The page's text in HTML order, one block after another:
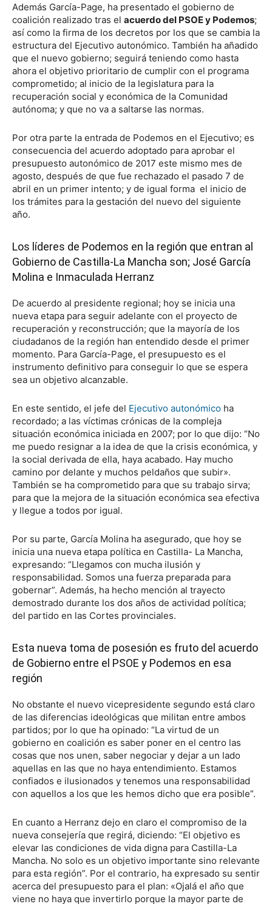
Además García-Page, ha presentado el gobierno de
coalición realizado tras el acuerdo del PSOE y Podemos;
así como la firma de los decretos por los que se cambia la
estructura del Ejecutivo autonómico. También ha añadido
que el nuevo gobierno; seguirá teniendo como hasta
ahora el objetivo prioritario de cumplir con el programa
comprometido; al inicio de la legislatura para la
recuperación social y económica de la Comunidad
autónoma; y que no va a saltarse las normas.
Por otra parte la entrada de Podemos en el Ejecutivo; es
consecuencia del acuerdo adoptado para aprobar el
presupuesto autonómico de 2017 este mismo mes de
agosto, después de que fue rechazado el pasado 7 de
abril en un primer intento; y de igual forma el inicio de
los trámites para la gestación del nuevo del siguiente
año.
Los líderes de Podemos en la región que entran al
Gobierno de Castilla-La Mancha son; José García
Molina e Inmaculada Herranz
De acuerdo al presidente regional; hoy se inicia una
nueva etapa para seguir adelante con el proyecto de
recuperación y reconstrucción; que la mayoría de los
ciudadanos de la región han entendido desde el primer
momento. Para García-Page, el presupuesto es el
instrumento definitivo para conseguir lo que se espera
sea un objetivo alcanzable.
En este sentido, el jefe del Ejecutivo autonómico ha
recordado; a las víctimas crónicas de la compleja
situación económica iniciada en 2007; por lo que dijo: “No
me puedo resignar a la idea de que la crisis económica, y
la social derivada de ella, haya acabado. Hay mucho
camino por delante y muchos peldaños que subir».
También se ha comprometido para que su trabajo sirva;
para que la mejora de la situación económica sea efectiva
y llegue a todos por igual.
Por su parte, García Molina ha asegurado, que hoy se
inicia una nueva etapa política en Castilla- La Mancha,
expresando: “Llegamos con mucha ilusión y
responsabilidad. Somos una fuerza preparada para
gobernar”. Además, ha hecho mención al trayecto
demostrado durante los dos años de actividad política;
del partido en las Cortes provinciales.
Esta nueva toma de posesión es fruto del acuerdo
de Gobierno entre el PSOE y Podemos en esa
región
No obstante el nuevo vicepresidente segundo está claro
de las diferencias ideológicas que militan entre ambos
partidos; por lo que ha opinado: “La virtud de un
gobierno en coalición es saber poner en el centro las
cosas que nos unen, saber negociar y dejar a un lado
aquellas en las que no haya entendimiento. Estamos
confiados e ilusionados y tenemos una responsabilidad
con aquellos a los que les hemos dicho que era posible”.
En cuanto a Herranz dejo en claro el compromiso de la
nueva consejería que regirá, diciendo: “El objetivo es
elevar las condiciones de vida digna para Castilla-La
Mancha. No solo es un objetivo importante sino relevante
para esta región”. Por el contrario, ha expresado su sentir
acerca del presupuesto para el plan: «Ojalá el año que
viene no haya que invertirlo porque la mayor parte de